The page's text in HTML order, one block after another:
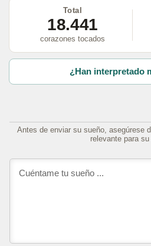
Total
18.441
corazones tocados
¿Han interpretado
Antes de enviar su sueño, asegúrese
relevante para su